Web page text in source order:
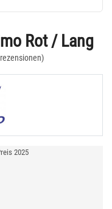
Rot / Lang
2025